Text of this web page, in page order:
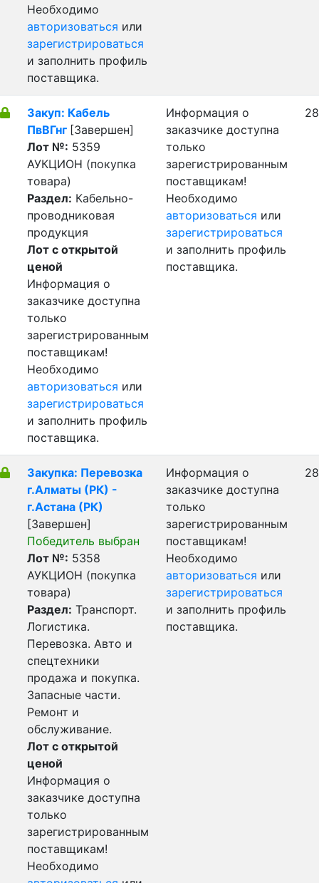
Необходимо
авторизоваться или
зарегистрироваться
и заполнить профиль
поставщика.
Закуп: Кабель
ПвВГнг [Завершен]
Лот №: 5359
АУКЦИОН (покупка
товара)
Раздел: Кабельно-
проводниковая
продукция
Лот с открытой
ценой
Информация о
заказчике доступна
только
зарегистрированным
поставщикам!
Необходимо
авторизоваться или
зарегистрироваться
и заполнить профиль
поставщика.
Информация о
заказчике доступна
только
зарегистрированным
поставщикам!
Необходимо
авторизоваться или
зарегистрироваться
и заполнить профиль
поставщика.
Закупка: Перевозка
г.Алматы (РК) -
г.Астана (РК)
[Завершен]
Победитель выбран
Лот №: 5358
АУКЦИОН (покупка
товара)
Раздел: Транспорт.
Логистика.
Перевозка. Авто и
спецтехники
продажа и покупка.
Запасные части.
Ремонт и
обслуживание.
Лот с открытой
ценой
Информация о
заказчике доступна
только
зарегистрированным
поставщикам!
Необходимо
Информация о
заказчике доступна
только
зарегистрированным
поставщикам!
Необходимо
авторизоваться или
зарегистрироваться
и заполнить профиль
поставщика.